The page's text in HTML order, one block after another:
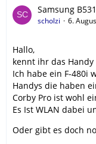
Samsung
scholzi 6.
Hallo,
kennt ihr das Handy
Ich habe ein F-480i
Handys die haben
Corby Pro ist wohl
Es Ist WLAN dabei
Oder gibt es doch